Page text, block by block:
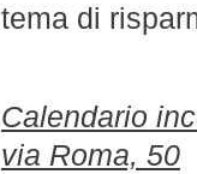
tema di
Calendario
via Roma, 50